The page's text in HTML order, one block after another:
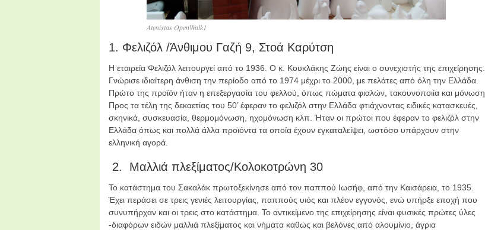
Atenistas OpenWalk1
1. Φελιζόλ /Άνθιμου Γαζή 9, Στοά Καρύτση
Η εταιρεία Φελιζόλ λειτουργεί από το 1936. Ο κ. Κουκλάκης Ζώης είναι ο συνεχιστής της επιχείρησης.
Γνώρισε ιδιαίτερη άνθιση την περίοδο από το 1974 μέχρι το 2000, με πελάτες από όλη την Ελλάδα.
Πρώτο της προϊόν ήταν η επεξεργασία του φελλού, όπως πώματα φιαλών, τακουνοποιία και μόνωση.
Προς τα τέλη της δεκαετίας του 50’ έφεραν το φελιζόλ στην Ελλάδα φτιάχνοντας ειδικές κατασκευές,
σκηνικά, συσκευασία, θερμομόνωση, ηχομόνωση κλπ. Ήταν οι πρώτοι που έφεραν το φελιζόλ στην
Ελλάδα όπως και πολλά άλλα προϊόντα τα οποία έχουν εγκαταλείψει, ωστόσο υπάρχουν στην
ελληνική αγορά.
2. Μαλλιά πλεξίματος/Κολοκοτρώνη 30
Το κατάστημα του Σακαλάκ πρωτοξεκίνησε από τον παππού Ιωσήφ, από την Καισάρεια, το 1935.
Έχει περάσει σε τρεις γενιές λειτουργίας, παππούς υιός και πλέον εγγονός, ενώ υπήρξε εποχή που
συνυπήρχαν και οι τρεις στο κατάστημα. Το αντικείμενο της επιχείρησης είναι φυσικές πρώτες ύλες
-διαφόρων ειδών μαλλιά πλεξίματος και νήματα καθώς και βελόνες από αλουμίνιο, άγρια